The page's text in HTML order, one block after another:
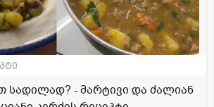
სადილად? - მარტივი და ძალიან